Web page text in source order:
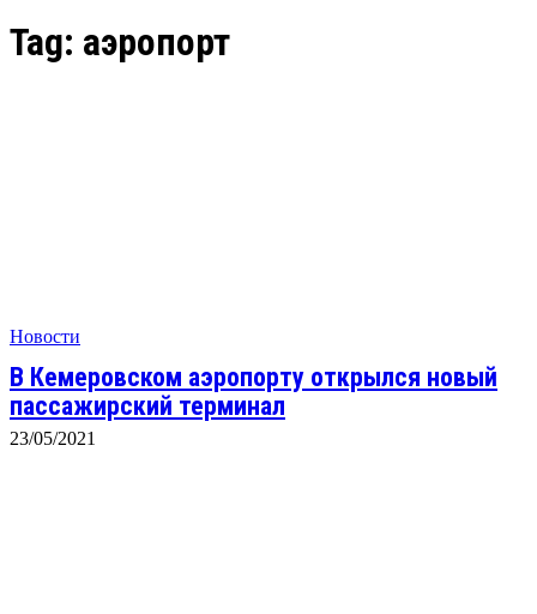
Tag: аэропорт
Новости
В Кемеровском аэропорту открылся новый
пассажирский терминал
23/05/2021